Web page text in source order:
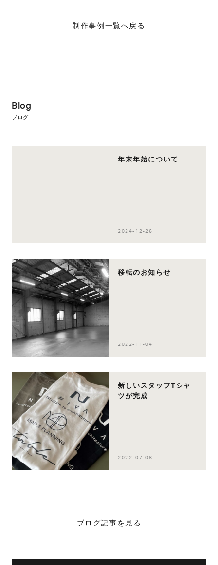
制作事例一覧へ戻る
Blog
ブログ
年末年始について
2024-12-26
移転のお知らせ
2022-11-04
新しいスタッフTシャ
ツが完成
2022-07-08
ブログ記事を見る